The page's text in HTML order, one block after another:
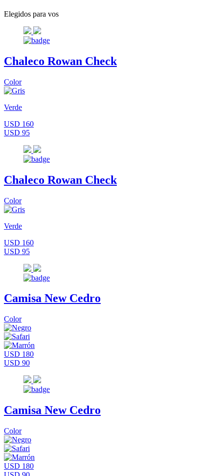
Elegidos para vos
Chaleco Rowan Check
Color
Verde
USD 160
USD 95
Chaleco Rowan Check
Color
Verde
USD 160
USD 95
Camisa New Cedro
Color
USD 180
USD 90
Camisa New Cedro
Color
USD 180